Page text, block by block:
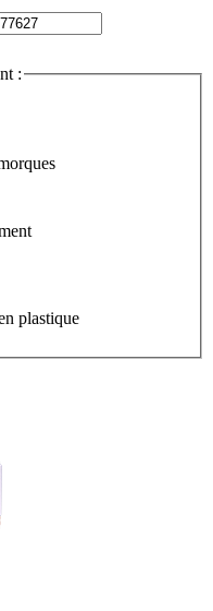
:
plastique